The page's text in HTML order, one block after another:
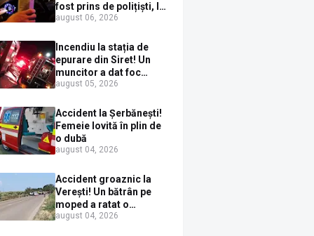
fost prins de polițiști, la
Dorna Candrenilor.
1,59 mg/l alcool pur în
aerul expirat
august 06, 2026
Incendiu la stația de
epurare din Siret! Un
muncitor a dat foc
pompelor de apă în timp
combustibil
august 05, 2026
Accident la Șerbănești!
Femeie lovită în plin de
o dubă
august 04, 2026
Accident groaznic la
Verești! Un bătrân pe
moped a ratat o
depășire și a ajuns sub
august 04, 2026